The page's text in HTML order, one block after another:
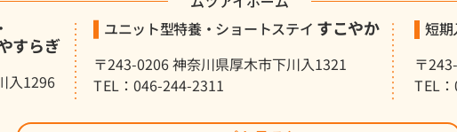
すらぎ
入1296
ユニット型特養・ショートステイ すこやか
〒243-0206 神奈川県厚木市下川入1321
TEL：046-244-2311
短
〒
TEL